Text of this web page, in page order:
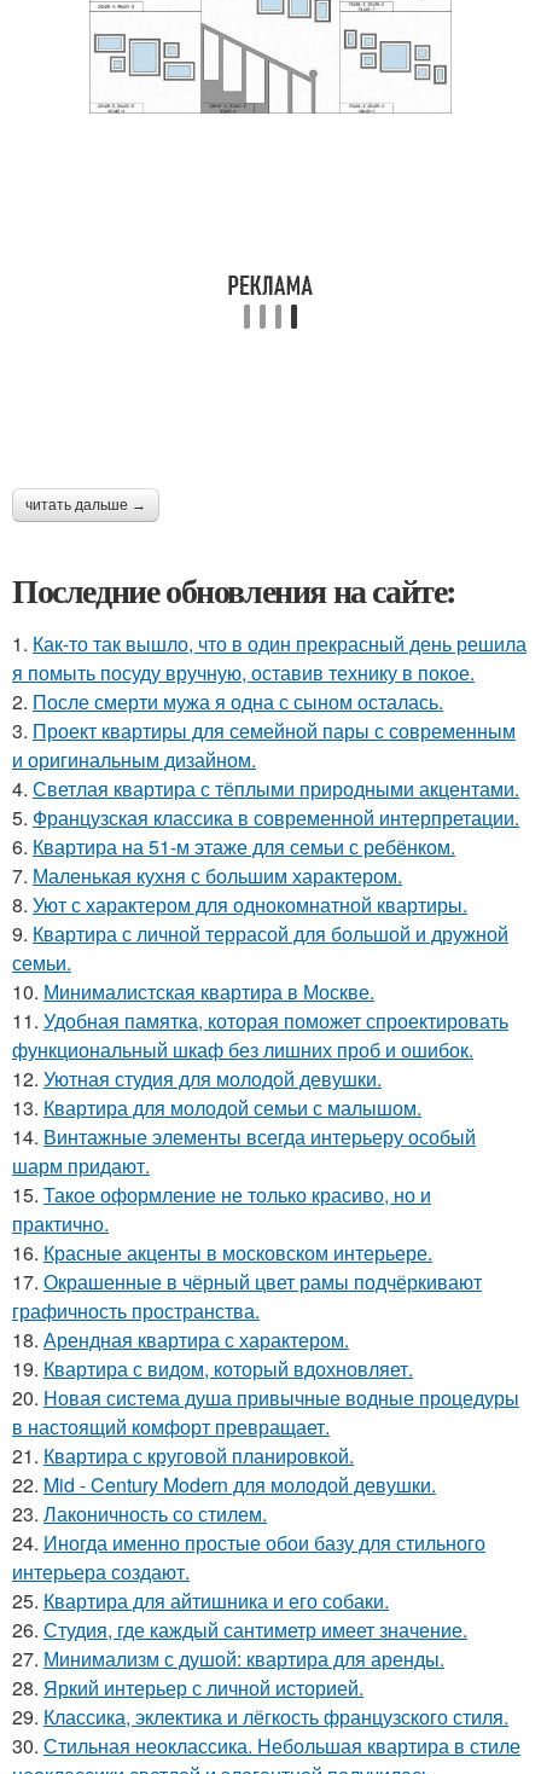
читать дальше →
Последние обновления на сайте:
1. Как-то так вышло, что в один прекрасный день решила
я помыть посуду вручную, оставив технику в покое.
2. После смерти мужа я одна с сыном осталась.
3. Проект квартиры для семейной пары с современным
и оригинальным дизайном.
4. Светлая квартира с тёплыми природными акцентами.
5. Французская классика в современной интерпретации.
6. Квартира на 51-м этаже для семьи с ребёнком.
7. Маленькая кухня с большим характером.
8. Уют с характером для однокомнатной квартиры.
9. Квартира с личной террасой для большой и дружной
семьи.
10. Минималистская квартира в Москве.
11. Удобная памятка, которая поможет спроектировать
функциональный шкаф без лишних проб и ошибок.
12. Уютная студия для молодой девушки.
13. Квартира для молодой семьи с малышом.
14. Винтажные элементы всегда интерьеру особый
шарм придают.
15. Такое оформление не только красиво, но и
практично.
16. Красные акценты в московском интерьере.
17. Окрашенные в чёрный цвет рамы подчёркивают
графичность пространства.
18. Арендная квартира с характером.
19. Квартира с видом, который вдохновляет.
20. Новая система душа привычные водные процедуры
в настоящий комфорт превращает.
21. Квартира с круговой планировкой.
22. Mid - Century Modern для молодой девушки.
23. Лаконичность со стилем.
24. Иногда именно простые обои базу для стильного
интерьера создают.
25. Квартира для айтишника и его собаки.
26. Студия, где каждый сантиметр имеет значение.
27. Минимализм с душой: квартира для аренды.
28. Яркий интерьер с личной историей.
29. Классика, эклектика и лёгкость французского стиля.
30. Стильная неоклассика. Небольшая квартира в стиле